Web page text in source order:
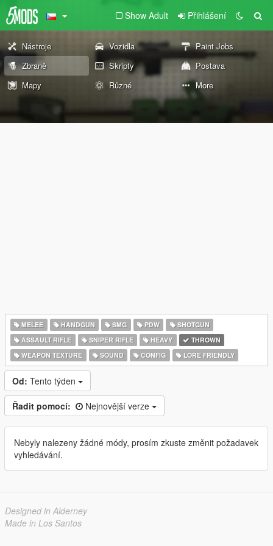
Show Adult Přihlášení
Nástroje Vozidla
Paint Jobs
Zbraně
Skripty
Postava
Mapy
Různé More
MELEE HANDGUN SMG PDW
SHOTGUN
ASSAULT RIFLE
SNIPER RIFLE HEAVY
THROWN
WEAPON TEXTURE
SOUND CONFIG LORE FRIENDLY
Od: Tento týden
Řadit pomocí: Nejnovější verze
Nebyly nalezeny žádné módy, prosím zkuste změnit požadavek
vyhledávání.
Designed in Alderney
Made in Los Santos